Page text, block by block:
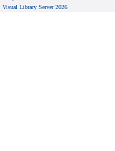
Visual Library Server 2026